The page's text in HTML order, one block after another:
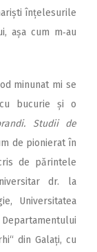
înțelesurile
așa cum m‑au
minunat mi se
bucurie și o
Studii de
de pionierat în
de părintele
dr. la
Universitatea
din Galați, cu